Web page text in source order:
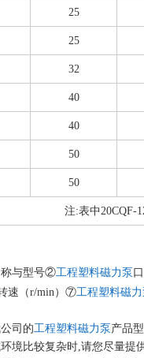
25
25
32
40
40
50
50
注:表中20CQF-
称与型号②工程塑料磁力泵
速（r/min）⑦工程塑料磁力
司的工程塑料磁力泵 产品
境比较复杂时,请您尽量提